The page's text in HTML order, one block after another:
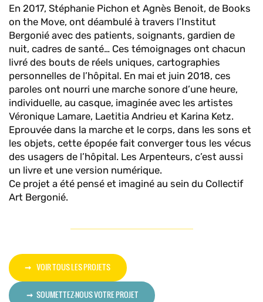
En 2017, Stéphanie Pichon et Agnès Benoit, de Books
on the Move, ont déambulé à travers l’Institut
Bergonié avec des patients, soignants, gardien de
nuit, cadres de santé… Ces témoignages ont chacun
livré des bouts de réels uniques, cartographies
personnelles de l’hôpital. En mai et juin 2018, ces
paroles ont nourri une marche sonore d’une heure,
individuelle, au casque, imaginée avec les artistes
Véronique Lamare, Laetitia Andrieu et Karina Ketz.
Eprouvée dans la marche et le corps, dans les sons et
les objets, cette épopée fait converger tous les vécus
des usagers de l’hôpital. Les Arpenteurs, c’est aussi
un livre et une version numérique.
Ce projet a été pensé et imaginé au sein du Collectif
Art Bergonié.
VOIR TOUS LES PROJETS
SOUMETTEZ-NOUS VOTRE PROJET